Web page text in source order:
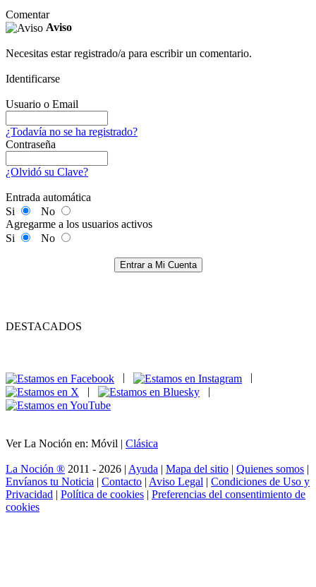
Comentar
Aviso
Necesitas estar registrado/a para escribir un comentario.
Identificarse
Usuario o Email
¿Todavía no se ha registrado?
Contraseña
¿Olvidó su Clave?
Entrada automática
Si
No
Agregarme a los usuarios activos
Si
No
Entrar a Mi Cuenta
DESTACADOS
|
|
Ver La Noción en: Móvil | Clásica
La Noción ® 2011 - 2026 | Ayuda | Mapa del sitio | Quienes somos |
Envíanos tu Noticia | Contacto | Aviso Legal | Condiciones de Uso y
Privacidad | Política de cookies | Preferencias del consentimiento de
cookies